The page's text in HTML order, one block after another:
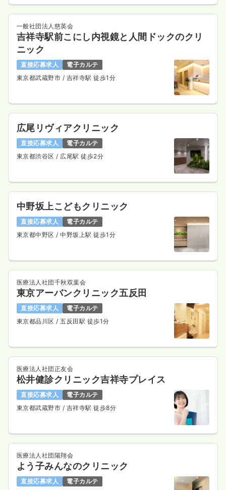
一般社団法人慈英会
吉祥寺駅前こにし内視鏡と人間ドックのクリ
ニック
直接応募求人
電子カルテ
東京都武蔵野市 / 吉祥寺駅 徒歩1分
広尾リヴィアクリニック
直接応募求人
電子カルテ
東京都渋谷区/ 広尾駅 徒歩2分
中野坂上こどもクリニック
直接応募求人
電子カルテ
東京都中野区/ 中野坂上駅 徒歩1分
医療法人社団千秋双葉会
東京アーバンクリニック五反田
直接応募求人
電子カルテ
東京都品川区/ 五反田駅 徒歩1分
医療法人社団正友会
松井健診クリニック吉祥寺プレイス
直接応募求人
電子カルテ
東京都武蔵野市 / 吉祥寺駅 徒歩8分
医療法人社団陽翔会
よう子みんなのクリニック
直接応募求人 電子カルテ